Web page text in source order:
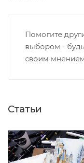
Помогите
выбором -
своим
Статьи